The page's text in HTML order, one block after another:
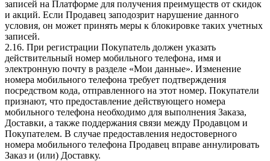
записей на Платформе для получения преимуществ от скидок
и акций. Если Продавец заподозрит нарушение данного
условия, он может принять меры к блокировке таких учетных
записей.
2.16. При регистрации Покупатель должен указать
действительный номер мобильного телефона, имя и
электронную почту в разделе «Мои данные». Изменение
номера мобильного телефона требует подтверждения
посредством кода, отправленного на этот номер. Покупатели
признают, что предоставление действующего номера
мобильного телефона необходимо для выполнения Заказа,
Доставки, а также поддержания связи между Продавцом и
Покупателем. В случае предоставления недостоверного
номера мобильного телефона Продавец вправе аннулировать
Заказ и (или) Доставку.